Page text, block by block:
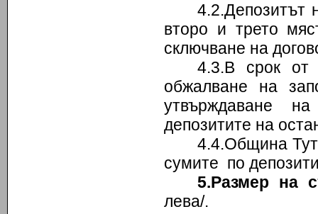
4.2.Депозитът
второ и трето
сключване на
4.3.В срок от
обжалване на
утвърждаване
депозитите на
4.4.Община
сумите по
5.Размер на
лева/.